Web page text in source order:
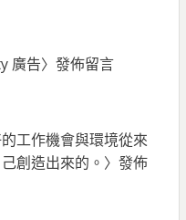
廣告〉發佈留言
工作機會與環境從來
創造出來的。 〉發佈